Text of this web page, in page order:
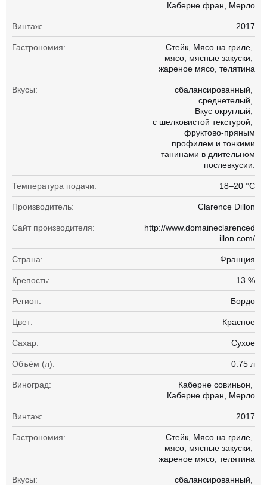
Каберне фран
Мерло
Винтаж: 2017
Гастрономия: Стейк Мясо на гриле
мясо мясные закуски
жареное мясо телятина
Вкусы:
сбалансированный
среднетелый
Вкус округлый
с шелковистой текстурой
фруктово-пряным
профилем и тонкими
танинами в длительном
послевкусии.
Температура подачи: 18–20 °С
Производитель: Clarence Dillon
Сайт производителя:
http://www.domaineclarenced
illon.com/
Страна: Франция
Крепость: 13 %
Регион: Бордо
Цвет: Красное
Сахар: Сухое
Объём (л): 0.75 л
Виноград:
Каберне совиньон
Каберне фран
Мерло
Винтаж: 2017
Гастрономия: Стейк Мясо на гриле
мясо мясные закуски
жареное мясо телятина
Вкусы:
сбалансированный